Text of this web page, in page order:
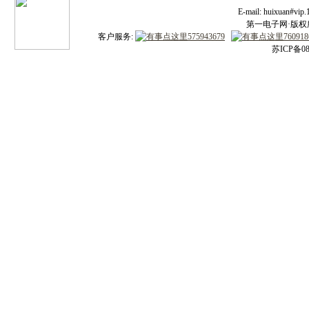
E-mail:
第一电子网·版权
客户服务:
苏ICP备